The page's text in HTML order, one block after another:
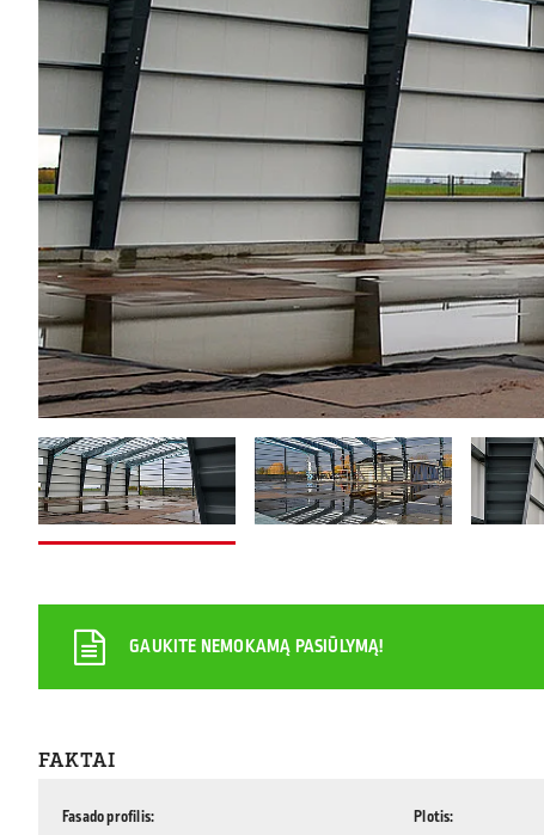
GAUKITE NEMOKAMĄ PASIŪLYMĄ!
FAKTAI
Fasado profilis
Plotis